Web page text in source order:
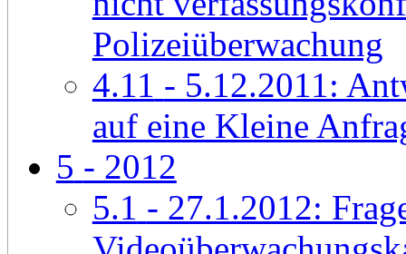
Polizeiüberwachung
4.11 - 5.12.2011:
auf eine Kleine
5 - 2012
5.1 - 27.1.2012: